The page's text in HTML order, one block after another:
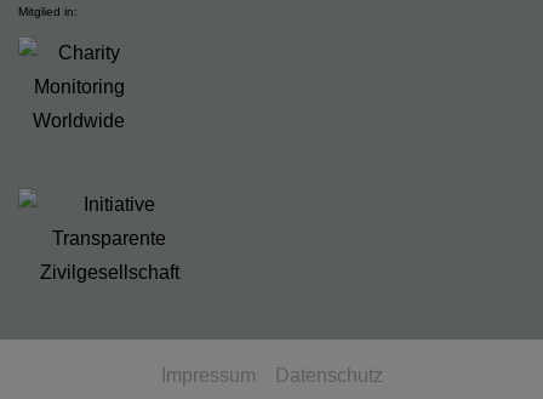
Mitglied in:
Impressum Datenschutz